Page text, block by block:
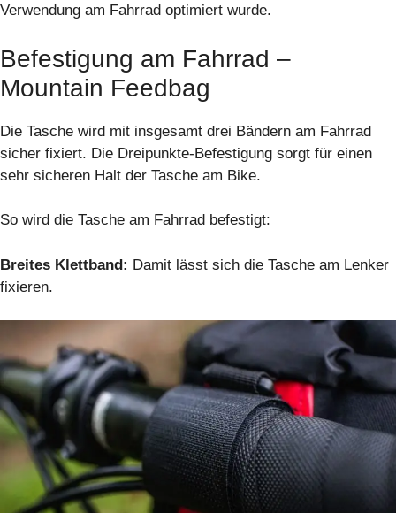
Verwendung am Fahrrad optimiert wurde.
Befestigung am Fahrrad –
Mountain Feedbag
Die Tasche wird mit insgesamt drei Bändern am Fahrrad
sicher fixiert. Die Dreipunkte-Befestigung sorgt für einen
sehr sicheren Halt der Tasche am Bike.
So wird die Tasche am Fahrrad befestigt:
Breites Klettband: Damit lässt sich die Tasche am Lenker
fixieren.